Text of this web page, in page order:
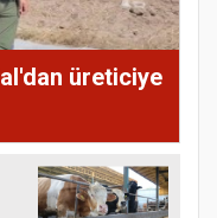
üreticiye